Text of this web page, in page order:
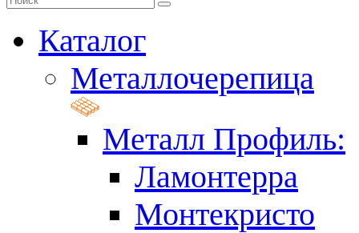
Каталог
Металлочерепица
Металл Профиль:
Ламонтерра
Монтекристо